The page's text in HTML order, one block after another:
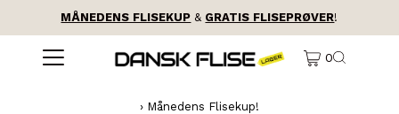
MÅNEDENS FLISEKUP & GRATIS FLISEPRØVER!
0
› Månedens Flisekup!